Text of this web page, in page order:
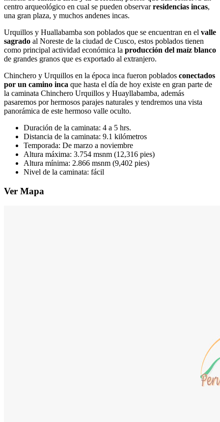
centro arqueológico en cual se pueden observarresidencias incas,
una gran plaza, y muchos andenes incas.
Urquillos y Huallabamba son poblados que se encuentran en el valle
sagrado al Noreste de la ciudad de Cusco, estos poblados tienen
como principal actividad económica la producción del maíz blanco
de grandes granos que es exportado al extranjero.
Chinchero y Urquillos en la época inca fueron poblados conectados
por un camino inca que hasta el día de hoy existe en gran parte de
la caminata Chinchero Urquillos y Huayllabamba, además
pasaremos por hermosos parajes naturales y tendremos una vista
panorámica de este hermoso valle oculto.
Duración de la caminata: 4 a 5 hrs.
Distancia de la caminata: 9.1 kilómetros
Temporada: De marzo a noviembre
Altura máxima: 3.754 msnm (12,316 pies)
Altura mínima: 2.866 msnm (9,402 pies)
Nivel de la caminata: fácil
Ver Mapa